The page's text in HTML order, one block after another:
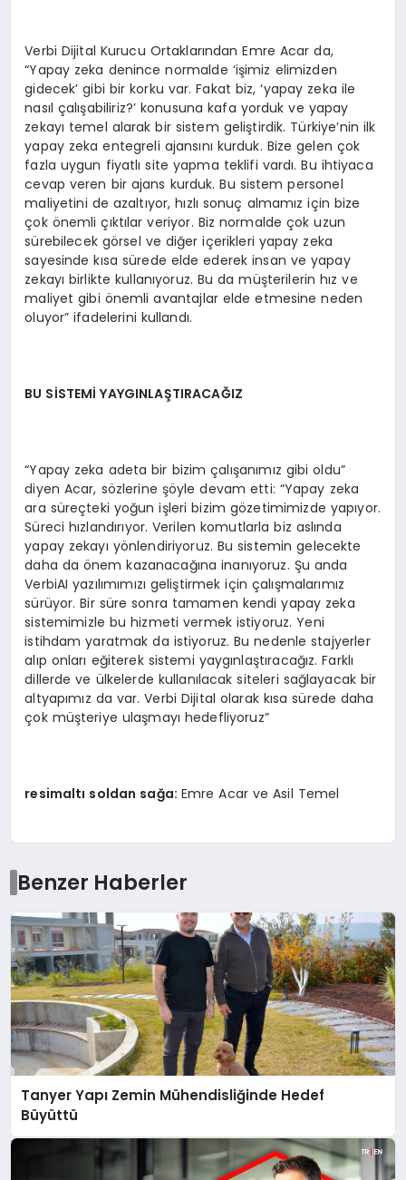
Verbi Dijital Kurucu Ortaklarından Emre Acar da,
“Yapay zeka denince normalde ‘işimiz elimizden
gidecek’ gibi bir korku var. Fakat biz, ‘yapay zeka ile
nasıl çalışabiliriz?’ konusuna kafa yorduk ve yapay
zekayı temel alarak bir sistem geliştirdik. Türkiye’nin ilk
yapay zeka entegreli ajansını kurduk. Bize gelen çok
fazla uygun fiyatlı site yapma teklifi vardı. Bu ihtiyaca
cevap veren bir ajans kurduk. Bu sistem personel
maliyetini de azaltıyor, hızlı sonuç almamız için bize
çok önemli çıktılar veriyor. Biz normalde çok uzun
sürebilecek görsel ve diğer içerikleri yapay zeka
sayesinde kısa sürede elde ederek insan ve yapay
zekayı birlikte kullanıyoruz. Bu da müşterilerin hız ve
maliyet gibi önemli avantajlar elde etmesine neden
oluyor” ifadelerini kullandı.
BU SİSTEMİ YAYGINLAŞTIRACAĞIZ
“Yapay zeka adeta bir bizim çalışanımız gibi oldu”
diyen Acar, sözlerine şöyle devam etti: “Yapay zeka
ara süreçteki yoğun işleri bizim gözetimimizde yapıyor.
Süreci hızlandırıyor. Verilen komutlarla biz aslında
yapay zekayı yönlendiriyoruz. Bu sistemin gelecekte
daha da önem kazanacağına inanıyoruz. Şu anda
VerbiAI yazılımımızı geliştirmek için çalışmalarımız
sürüyor. Bir süre sonra tamamen kendi yapay zeka
sistemimizle bu hizmeti vermek istiyoruz. Yeni
istihdam yaratmak da istiyoruz. Bu nedenle stajyerler
alıp onları eğiterek sistemi yaygınlaştıracağız. Farklı
dillerde ve ülkelerde kullanılacak siteleri sağlayacak bir
altyapımız da var. Verbi Dijital olarak kısa sürede daha
çok müşteriye ulaşmayı hedefliyoruz”
resimaltı soldan sağa: Emre Acar ve Asil Temel
Benzer Haberler
Tanyer Yapı Zemin Mühendisliğinde Hedef
Büyüttü